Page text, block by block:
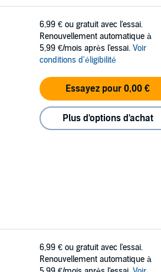
6,99 € ou gratuit avec l'essai.
Renouvellement automatique à
5,99 €/mois après l'essai. Voir
conditions d'éligibilité
Essayez pour 0,00 €
Plus d'options d'achat
6,99 € ou gratuit avec l'essai.
Renouvellement automatique à